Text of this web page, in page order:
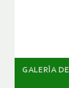
GALERÌA